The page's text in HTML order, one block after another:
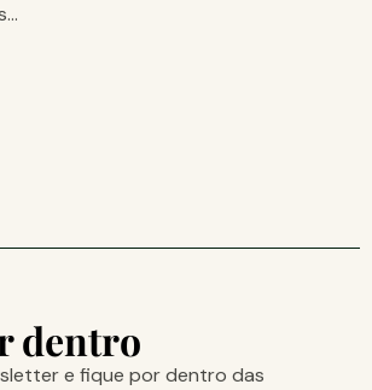
dentro
e fique por dentro das